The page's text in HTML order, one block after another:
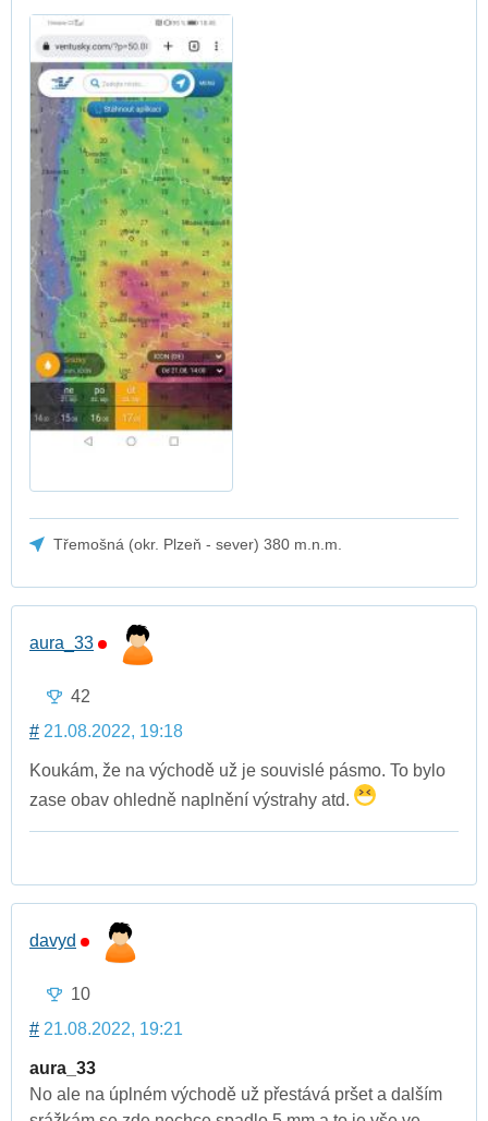
Třemošná (okr. Plzeň - sever) 380 m.n.m.
aura_33
42
# 21.08.2022, 19:18
Koukám, že na východě už je souvislé pásmo. To bylo
zase obav ohledně naplnění výstrahy atd.
davyd
10
# 21.08.2022, 19:21
aura_33
No ale na úplném východě už přestává pršet a dalším